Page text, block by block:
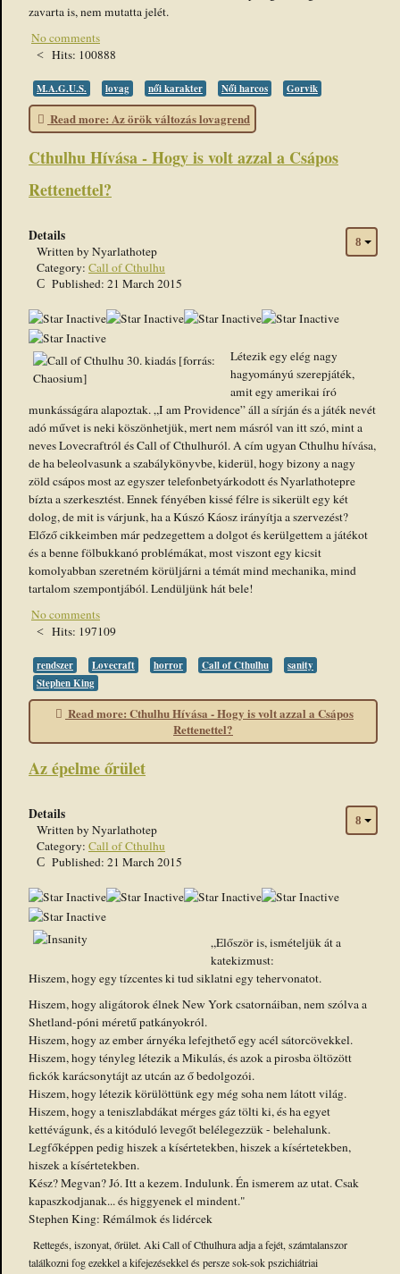
zavarta is, nem mutatta jelét.
No comments
Hits: 100888
M.A.G.U.S. lovag női karakter Női harcos Gorvik
Read more: Az örök változás lovagrend
Cthulhu Hívása - Hogy is volt azzal a Csápos
Rettenettel?
Details
Written byNyarlathotep
Category: Call of Cthulhu
Published: 21 March 2015
Létezik egy elég nagy
hagyományú szerepjáték,
amit egy amerikai író
munkásságára alapoztak. „I am Providence” áll a sírján és a játék nevét
adó művet is neki köszönhetjük, mert nem másról van itt szó, mint a
neves Lovecraftról és Call of Cthulhuról. A cím ugyan Cthulhu hívása,
de ha beleolvasunk a szabálykönyvbe, kiderül, hogy bizony a nagy
zöld csápos most az egyszer telefonbetyárkodott és Nyarlathotepre
bízta a szerkesztést. Ennek fényében kissé félre is sikerült egy két
dolog, de mit is várjunk, ha a Kúszó Káosz irányítja a szervezést?
Előző cikkeimben már pedzegettem a dolgot és kerülgettem a játékot
és a benne fölbukkanó problémákat, most viszont egy kicsit
komolyabban szeretném körüljárni a témát mind mechanika, mind
tartalom szempontjából. Lendüljünk hát bele!
No comments
Hits: 197109
rendszer Lovecraft horror Call of Cthulhu
sanity
Stephen King
Read more: Cthulhu Hívása - Hogy is volt azzal a Csápos
Rettenettel?
Az épelme őrület
Details
Written byNyarlathotep
Category: Call of Cthulhu
Published: 21 March 2015
„Először is, ismételjük át a
katekizmust:
Hiszem, hogy egy tízcentes ki tud siklatni egy tehervonatot.
Hiszem, hogy aligátorok élnek New York csatornáiban, nem szólva a
Shetland-póni méretű patkányokról.
Hiszem, hogy az ember árnyéka lefejthető egy acél sátorcövekkel.
Hiszem, hogy tényleg létezik a Mikulás, és azok a pirosba öltözött
fickók karácsonytájt az utcán az ő bedolgozói.
Hiszem, hogy létezik körülöttünk egy még soha nem látott világ.
Hiszem, hogy a teniszlabdákat mérges gáz tölti ki, és ha egyet
kettévágunk, és a kitóduló levegőt belélegezzük - belehalunk.
Legfőképpen pedig hiszek a kísértetekben, hiszek a kísértetekben,
hiszek a kísértetekben.
Kész? Megvan? Jó. Itt a kezem. Indulunk. Én ismerem az utat. Csak
kapaszkodjanak... és higgyenek el mindent."
Stephen King: Rémálmok és lidércek
Rettegés, iszonyat, őrület. Aki Call of Cthulhura adja a fejét, számtalanszor
találkozni fog ezekkel a kifejezésekkel és persze sok-sok pszichiátriai